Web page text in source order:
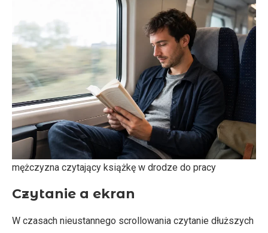
mężczyzna czytający książkę w drodze do pracy
Czytanie a ekran
W czasach nieustannego scrollowania czytanie dłuższych